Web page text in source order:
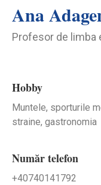
Ana
Profesor de limba
Hobby
Muntele, sporturile
straine, gastronomia
Număr telefon
+40740141792